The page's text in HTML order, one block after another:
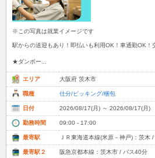
※この写真は就業イメージです
駅からの送迎もあり！即払いも利用OK！車通勤OK
★ダンボー...
エリア 大阪府 茨木市
職種 仕分/ピッキング/梱包
日付 2026/08/17(月) ～ 2026/08/17(月)
勤務時間 09:00 - 17:00
最寄駅 ＪＲ東海道本線(米原－神戸)：茨木
最寄駅２ 阪急京都本線：茨木市 / バス40分